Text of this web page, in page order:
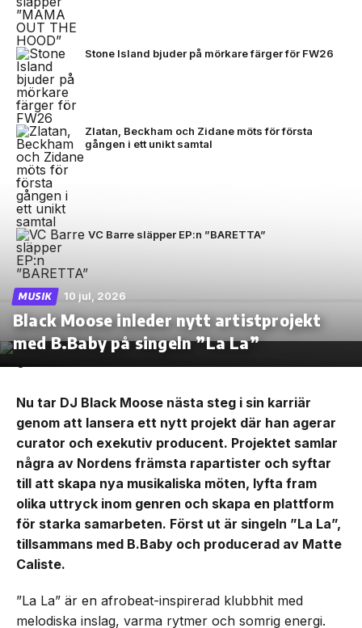
Stone Island bjuder på mörkare färger för FW26
Zlatan, Beckham och Zidane möts för första
gången i ett unikt samtal
VC Barre släpper EP:n ”BARETTA”
MUSIK 10 jul, 2026
Black Moose inleder nytt artistprojekt
med B.Baby på singeln ”La La”
Nu tar DJ Black Moose nästa steg i sin karriär
genom att lansera ett nytt projekt där han agerar
curator och exekutiv producent. Projektet samlar
några av Nordens främsta rapartister och syftar
till att skapa nya musikaliska möten, lyfta fram
olika uttryck inom genren och skapa en plattform
för starka samarbeten. Först ut är singeln ”La La”,
tillsammans med B.Baby och producerad av Matte
Caliste.
”La La” är en afrobeat-inspirerad klubbhit med
melodiska inslag, varma rytmer och somrig energi.